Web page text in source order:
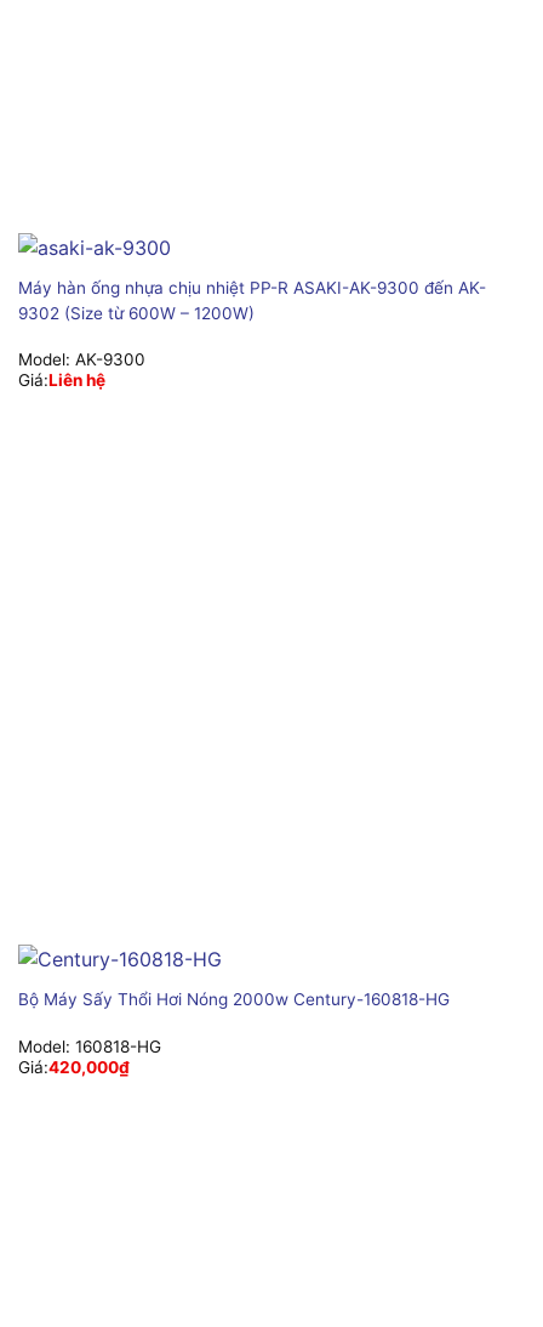
Máy hàn ống nhựa chịu nhiệt PP-R ASAKI-AK-9300 đến AK-
9302 (Size từ 600W – 1200W)
Model: AK-9300
Giá:Liên hệ
Bộ Máy Sấy Thổi Hơi Nóng 2000w Century-160818-HG
Model: 160818-HG
Giá:420,000₫